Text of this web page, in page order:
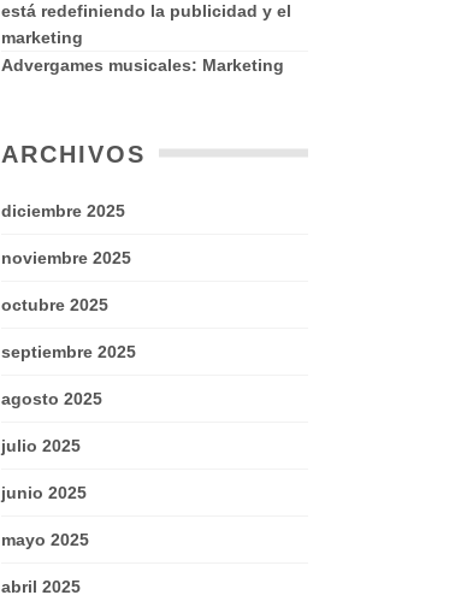
está redefiniendo la publicidad y el
marketing
Advergames musicales: Marketing
ARCHIVOS
diciembre 2025
noviembre 2025
octubre 2025
septiembre 2025
agosto 2025
julio 2025
junio 2025
mayo 2025
abril 2025